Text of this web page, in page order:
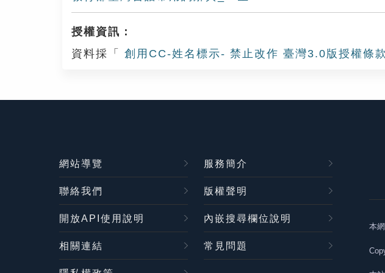
授權資訊：
資料採「
創用CC-姓名標示- 禁止改作 臺灣3.0版授權條款
網站導覽 服務簡介
聯絡我們 版權聲明
開放API使用說明 內嵌搜尋欄位說明
相關連結 常見問題
本